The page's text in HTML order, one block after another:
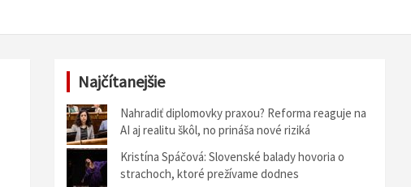
Najčítanejšie
Nahradiť diplomovky praxou? Reforma reaguje na
AI aj realitu škôl, no prináša nové riziká
Kristína Spáčová: Slovenské balady hovoria o
strachoch, ktoré prežívame dodnes